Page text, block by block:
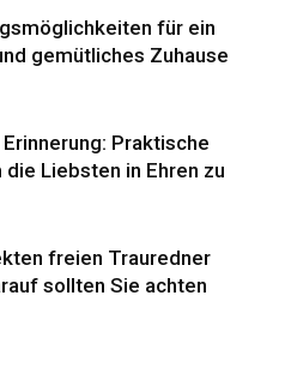
für ein
gemütliches Zuhause
Praktische
die Liebsten in Ehren zu
freien Trauredner
sollten Sie achten